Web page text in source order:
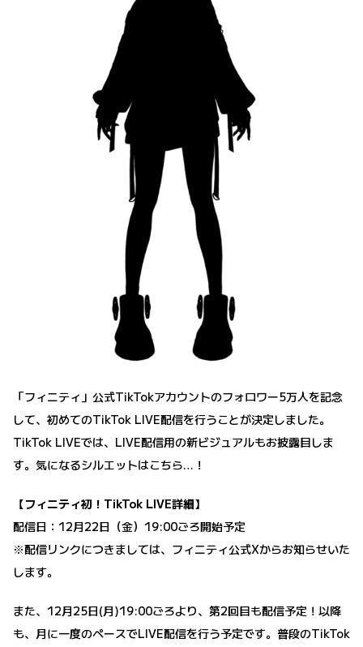
「フィニティ」公式TikTokアカウントのフォロワー5万人を記念
して、初めてのTikTok LIVE配信を行うことが決定しました。
TikTok LIVEでは、LIVE配信用の新ビジュアルもお披露目しま
す。気になるシルエットはこちら…！
【フィニティ初！TikTok LIVE詳細】
配信日：12月22日（金）19:00ごろ開始予定
※配信リンクにつきましては、フィニティ公式Xからお知らせいた
します。
また、12月25日(月)19:00ごろより、第2回目も配信予定！以降
も、月に一度のペースでLIVE配信を行う予定です。普段のTikTok